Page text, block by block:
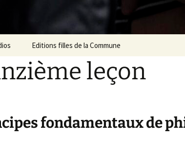
Editions filles de la Commune
leçon
fondamentaux de